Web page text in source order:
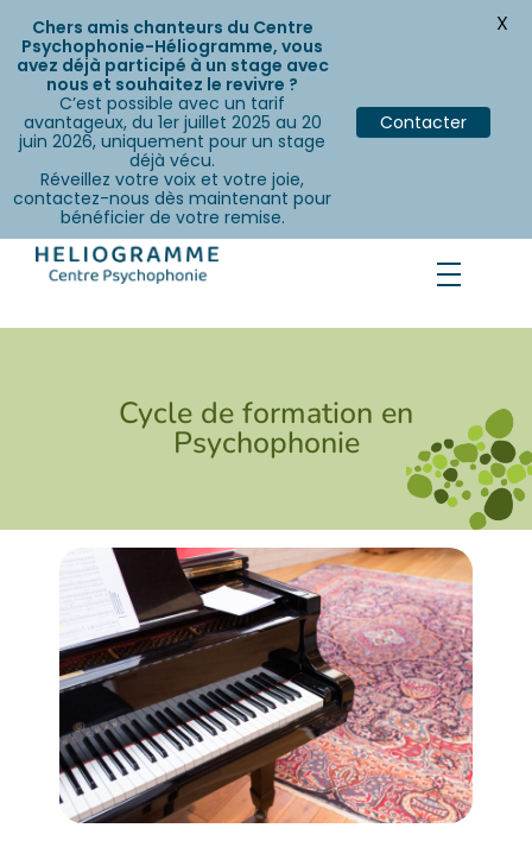
Cycle de formation en
Psychophonie
Chers amis chanteurs du Centre
Psychophonie-Héliogramme, vous
avez déjà participé à un stage avec
nous et souhaitez le revivre ?
C’est possible avec un tarif
avantageux, du 1er juillet 2025 au 20
juin 2026, uniquement pour un stage
déjà vécu.
Réveillez votre voix et votre joie,
contactez-nous dès maintenant pour
bénéficier de votre remise.
Contacter
X